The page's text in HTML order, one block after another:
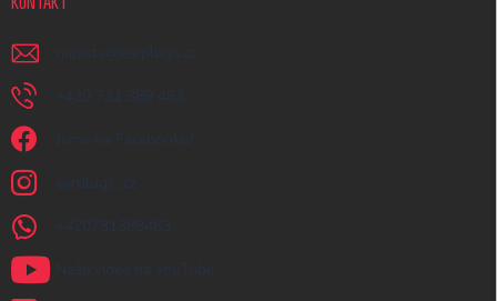
napiste @ earplugs.cz
+420 731 389 483
Jsme na Facebooku!
earplugs_cz
+420731389483
Naše videa na YouTube